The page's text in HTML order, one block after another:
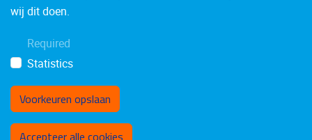
wij dit doen.
Required
Statistics
Voorkeuren opslaan
Accepteer alle cookies